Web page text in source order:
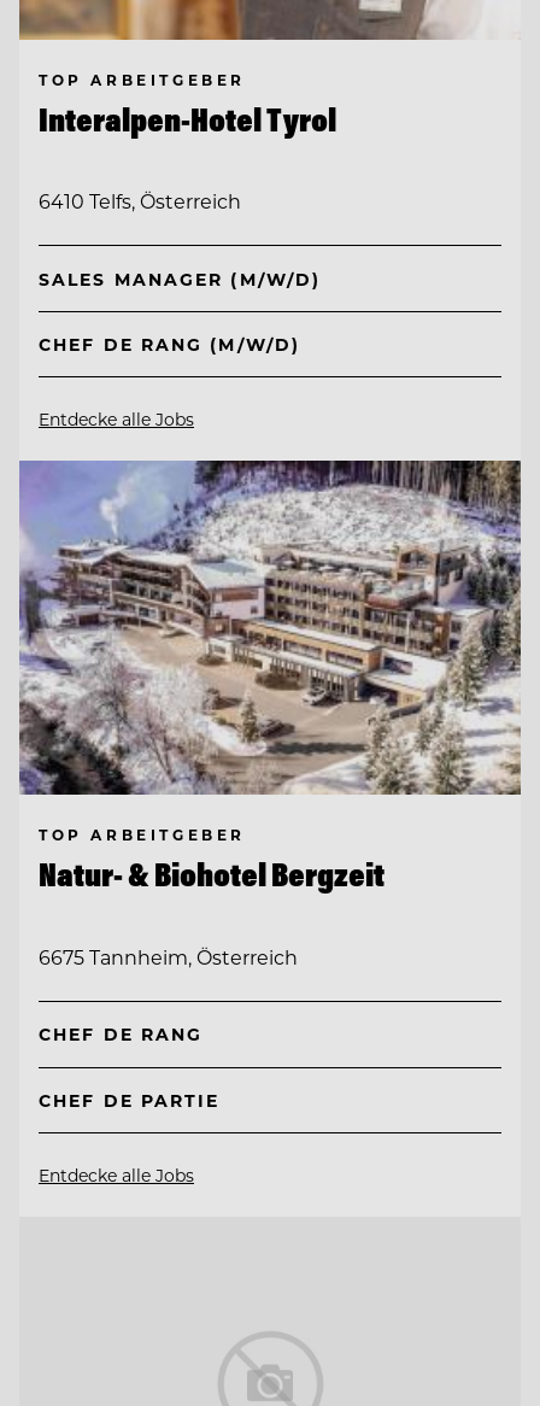
TOP ARBEITGEBER
Interalpen-Hotel Tyrol
6410 Telfs, Österreich
SALES MANAGER (M/W/D)
CHEF DE RANG (M/W/D)
Entdecke alle Jobs
TOP ARBEITGEBER
Natur- & Biohotel Bergzeit
6675 Tannheim, Österreich
CHEF DE RANG
CHEF DE PARTIE
Entdecke alle Jobs